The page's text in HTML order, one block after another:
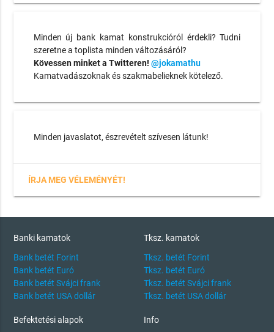
Minden új bank kamat konstrukcióról érdekli? Tudni
szeretne a toplista minden változásáról?
Kövessen minket a Twitteren! @jokamathu
Kamatvadászoknak és szakmabelieknek kötelező.
Minden javaslatot, észrevételt szívesen látunk!
ÍRJA MEG VÉLEMÉNYÉT!
Banki kamatok
Bank betét Forint
Bank betét Euró
Bank betét Svájci frank
Bank betét USA dollár
Tksz. kamatok
Tksz. betét Forint
Tksz. betét Euró
Tksz. betét Svájci frank
Tksz. betét USA dollár
Befektetési alapok Info